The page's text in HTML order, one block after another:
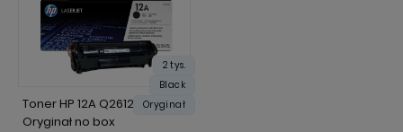
2 tys.
Black
Oryginał
Toner HP 12A Q2612A 2 tys. K
Oryginał no box